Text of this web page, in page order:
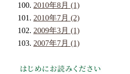
2010年8月 (1)
2010年7月 (2)
2009年3月 (1)
2007年7月 (1)